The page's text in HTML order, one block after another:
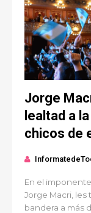
Jorge
lealtad a
chicos de
En el
Jorge Macri, les
bandera a más